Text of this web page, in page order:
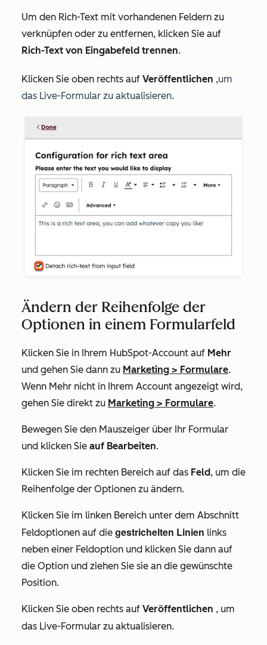
Um den Rich-Text mit vorhandenen Feldern zu
verknüpfen oder zu entfernen, klicken Sie auf
Rich-Text von Eingabefeld trennen.
Klicken Sie oben rechts auf Veröffentlichen ,um
das Live-Formular zu aktualisieren.
Ändern der Reihenfolge der
Optionen in einem Formularfeld
Klicken Sie in Ihrem HubSpot-Account auf Mehr
und gehen Sie dann zu Marketing > Formulare.
Wenn Mehr nicht in Ihrem Account angezeigt wird,
gehen Sie direkt zu Marketing > Formulare.
Bewegen Sie den Mauszeiger über Ihr Formular
und klicken Sie auf Bearbeiten.
Klicken Sie im rechten Bereich auf das Feld, um die
Reihenfolge der Optionen zu ändern.
Klicken Sie im linken Bereich unter dem Abschnitt
Feldoptionen auf die gestrichelten Linien links
neben einer Feldoption und klicken Sie dann auf
die Option und ziehen Sie sie an die gewünschte
Position.
Klicken Sie oben rechts auf Veröffentlichen , um
das Live-Formular zu aktualisieren.